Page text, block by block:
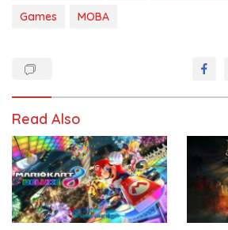
Games
MOBA
Read Also